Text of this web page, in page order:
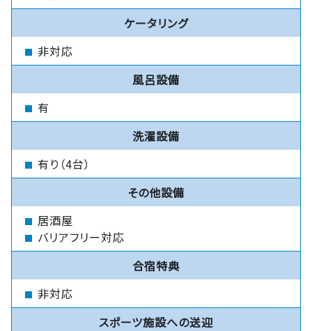
ケータリング
非対応
風呂設備
有
洗濯設備
有り（4台）
その他設備
居酒屋
バリアフリー対応
合宿特典
非対応
スポーツ施設への送迎